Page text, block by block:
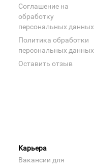
Соглашение на
обработку
персональных данных
Политика обработки
персональных данных
Оставить отзыв
Карьера
Вакансии для